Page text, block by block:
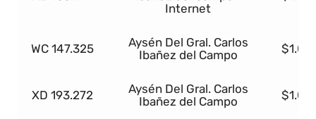
Internet
WC 147.325
Aysén Del Gral. Carlos
Ibañez del Campo
XD 193.272
Aysén Del Gral. Carlos
Ibañez del Campo